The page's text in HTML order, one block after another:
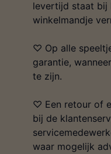
levertijd staat bij
winkelmandje
♡ Op alle
garantie,
te zijn.
♡ Een retour of
bij de
waar mogelijk